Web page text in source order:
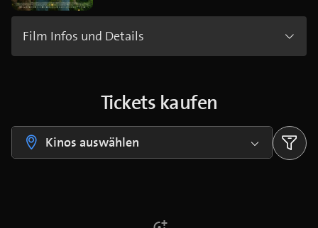
Film Infos und Details
Tickets kaufen
Kinos auswählen